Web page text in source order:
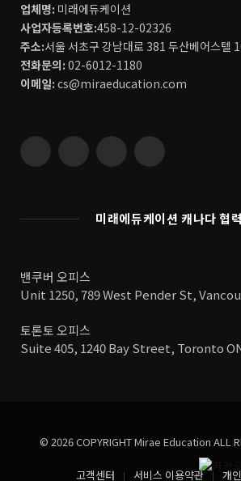
업체명: 미래에듀케이션
사업자등록번호:458-12-02326
주소:서울 서초구 강남대로 381 두산베어스텔
전화문의: 02-6012-1180
이메일: cs@miraeducation.com
InstagramVimeo YouTube RSS
미래에듀케이션 캐나다 협
밴쿠버 오피스
Unit 1250, 789 West Pender St,
토론토 오피스
Suite 405, 1240 Bay Street, Toronto
© 2026 COPYRIGHT Mirae Education ALL
고객센터 서비스 이용약관 개